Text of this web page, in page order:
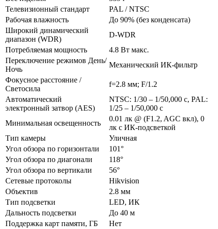
Телевизионный стандарт
PAL / NTSC
Рабочая влажность
До 90% (без конденсата)
Широкий динамический
диапазон (WDR)
D-WDR
Потребляемая мощность
4.8 Вт макс.
Переключение режимов День/
Ночь
Механический ИК-фильтр
Фокусное расстояние /
Светосила
f=2.8 мм; F/1.2
Автоматический
электронный затвор (AES)
NTSC: 1/30 – 1/50,000 с, PAL:
1/25 – 1/50,000 с
Минимальная освещенность
0.01 лк @ (F1.2, AGC вкл), 0
лк с ИК-подсветкой
Тип камеры
Уличная
Угол обзора по горизонтали
101°
Угол обзора по диагонали
118°
Угол обзора по вертикали
56°
Сетевые протоколы
Hikvision
Объектив
2.8 мм
Тип подсветки
LED, ИК
Дальность подсветки
До 40 м
Поддержка карт памяти, ГБ
Нет